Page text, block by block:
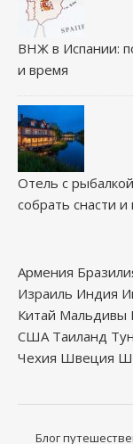
ВНЖ в Испании:
и время
Отель с
собрать снасти
Армения
Израиль Индия
Китай Мальдивы
США Таиланд
Чехия Швеция
Блог